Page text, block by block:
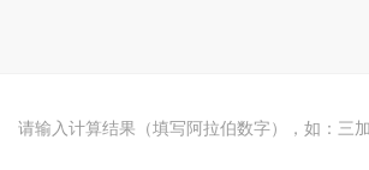
请输入计算结果（填写阿拉伯数字），如：三